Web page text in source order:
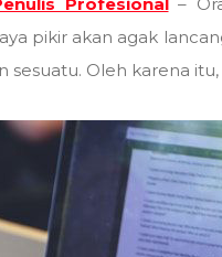
pikir akan agak
Oleh karena